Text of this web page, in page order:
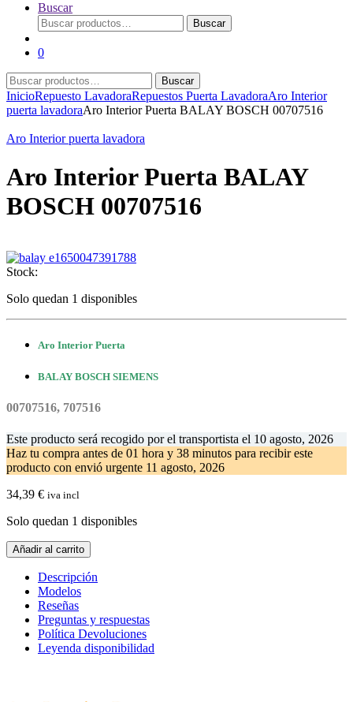
Buscar
Buscar
por:
Buscar
0
Buscar
por:
Buscar
InicioRepuesto LavadoraRepuestos Puerta LavadoraAro Interior
puerta lavadoraAro Interior Puerta BALAY BOSCH 00707516
Aro Interior puerta lavadora
Aro Interior Puerta BALAY
BOSCH 00707516
Stock:
Solo quedan 1 disponibles
Aro Interior Puerta
BALAY BOSCH SIEMENS
00707516, 707516
Este producto será recogido por el transportista el 10 agosto, 2026
Haz tu compra antes de 01 hora y 38 minutos para recibir este
producto con envió urgente 11 agosto, 2026
34,39 € iva incl
Solo quedan 1 disponibles
Aro
Interior
Puerta
BALAY
BOSCH
00707516
cantidad
Añadir al carrito
Descripción
Modelos
Reseñas
Preguntas y respuestas
Política Devoluciones
Leyenda disponibilidad